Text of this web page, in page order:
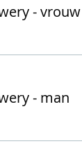
- vrouw
- man